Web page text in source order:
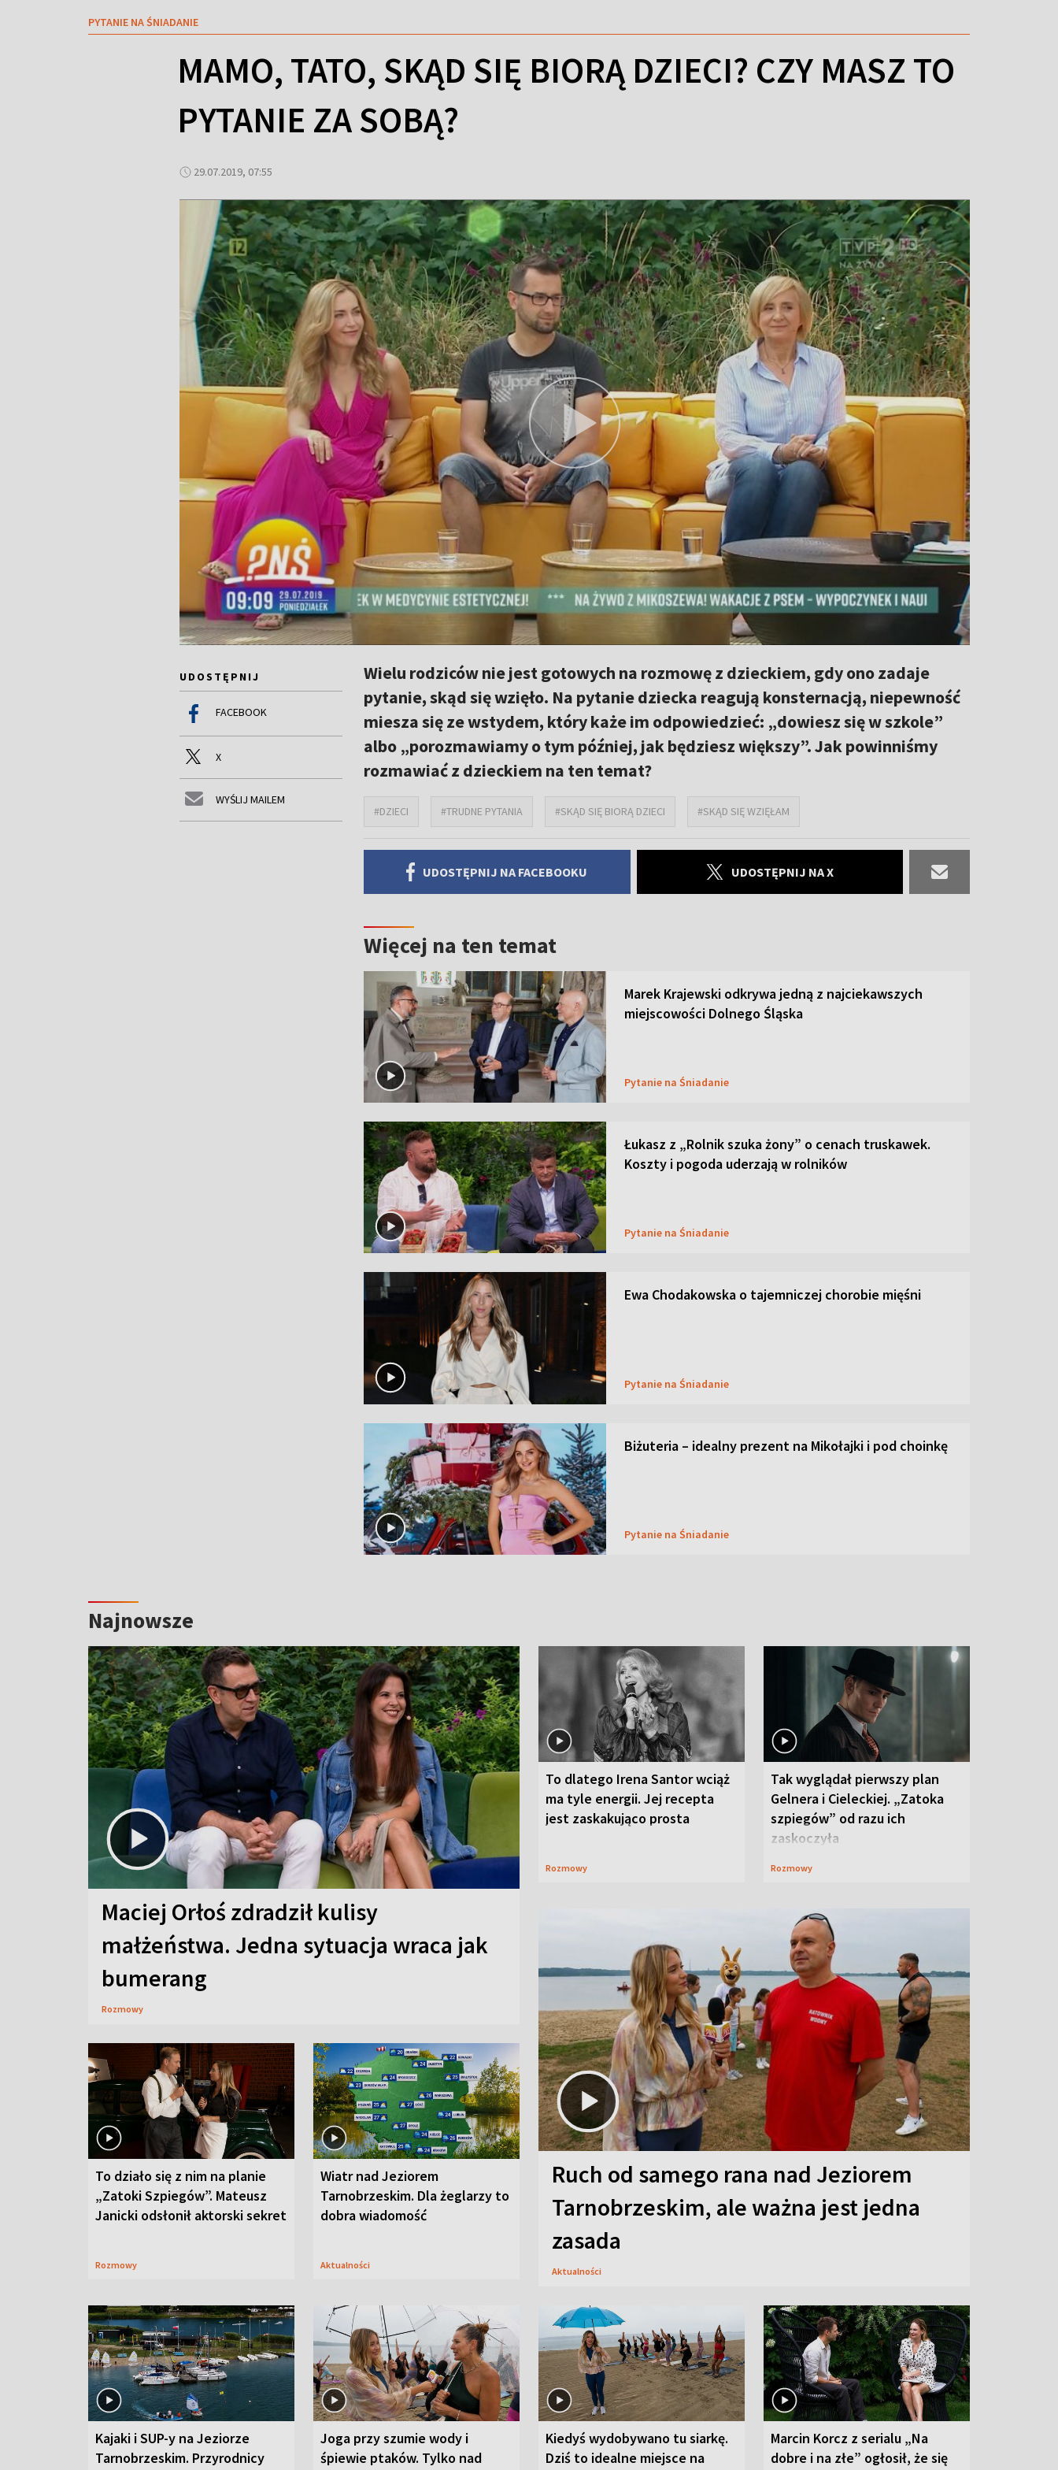
PYTANIE NA ŚNIADANIE
MAMO, TATO, SKĄD SIĘ BIORĄ DZIECI? CZY MASZ TO
PYTANIE ZA SOBĄ?
29.07.2019, 07:55
UDOSTĘPNIJ
FACEBOOK
X
WYŚLIJ MAILEM
Wielu rodziców nie jest gotowych na rozmowę z dzieckiem, gdy ono zadaje
pytanie, skąd się wzięło. Na pytanie dziecka reagują konsternacją, niepewność
miesza się ze wstydem, który każe im odpowiedzieć: „dowiesz się w szkole”
albo „porozmawiamy o tym później, jak będziesz większy”. Jak powinniśmy
rozmawiać z dzieckiem na ten temat?
#DZIECI #TRUDNE PYTANIA #SKĄD SIĘ BIORĄ DZIECI #SKĄD SIĘ WZIĘŁAM
UDOSTĘPNIJ NA FACEBOOKU UDOSTĘPNIJ NA X
Więcej na ten temat
Marek Krajewski odkrywa jedną z najciekawszych
miejscowości Dolnego Śląska
Pytanie na Śniadanie
Łukasz z „Rolnik szuka żony” o cenach truskawek.
Koszty i pogoda uderzają w rolników
Pytanie na Śniadanie
Ewa Chodakowska o tajemniczej chorobie mięśni
Pytanie na Śniadanie
Biżuteria – idealny prezent na Mikołajki i pod choinkę
Pytanie na Śniadanie
Najnowsze
Maciej Orłoś zdradził kulisy
małżeństwa. Jedna sytuacja wraca jak
bumerang
Rozmowy
To dlatego Irena Santor wciąż
ma tyle energii. Jej recepta
jest zaskakująco prosta
Rozmowy
Tak wyglądał pierwszy plan
Gelnera i Cieleckiej. „Zatoka
szpiegów” od razu ich
zaskoczyła
Rozmowy
To działo się z nim na planie
„Zatoki Szpiegów”. Mateusz
Janicki odsłonił aktorski sekret
Rozmowy
Wiatr nad Jeziorem
Tarnobrzeskim. Dla żeglarzy to
dobra wiadomość
Aktualności
Ruch od samego rana nad Jeziorem
Tarnobrzeskim, ale ważna jest jedna
zasada
Aktualności
Kajaki i SUP-y na Jeziorze
Tarnobrzeskim. Przyrodnicy
Joga przy szumie wody i
śpiewie ptaków. Tylko nad
Kiedyś wydobywano tu siarkę.
Dziś to idealne miejsce na
Marcin Korcz z serialu „Na
dobre i na złe” ogłosił, że się